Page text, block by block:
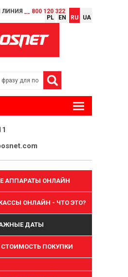
ЛИНИЯ __ 800 120 322
PL
EN RU UA
АППАРАТЫ ОНЛАЙН
ОНЛАЙН - ЧТО ЭТО?
ДАТЫ
ПОКУПКИ